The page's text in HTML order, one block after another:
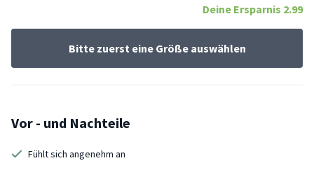
Deine Ersparnis 2.99
Bitte zuerst eine Größe auswählen
Vor - und Nachteile
Fühlt sich angenehm an